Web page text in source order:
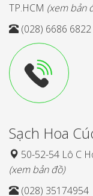
TP.HCM (xem bản
(028) 6686 6822
Sạch Hoa
50-52-54 Lô C
(xem bản đồ)
(028) 35174954